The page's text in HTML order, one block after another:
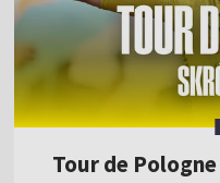
Tour de